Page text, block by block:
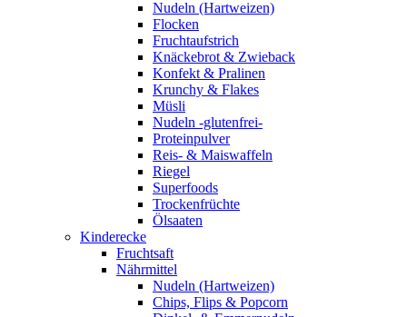
Nudeln (Hartweizen)
Flocken
Fruchtaufstrich
Knäckebrot & Zwieback
Konfekt & Pralinen
Krunchy & Flakes
Müsli
Nudeln -glutenfrei-
Proteinpulver
Reis- & Maiswaffeln
Riegel
Superfoods
Trockenfrüchte
Ölsaaten
Kinderecke
Fruchtsaft
Nährmittel
Nudeln (Hartweizen)
Chips, Flips & Popcorn